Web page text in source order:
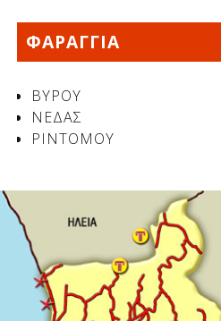
ΦΑΡΑΓΓΙΑ
ΒΥΡΟΥ
ΝΕΔΑΣ
ΡΙΝΤΟΜΟΥ